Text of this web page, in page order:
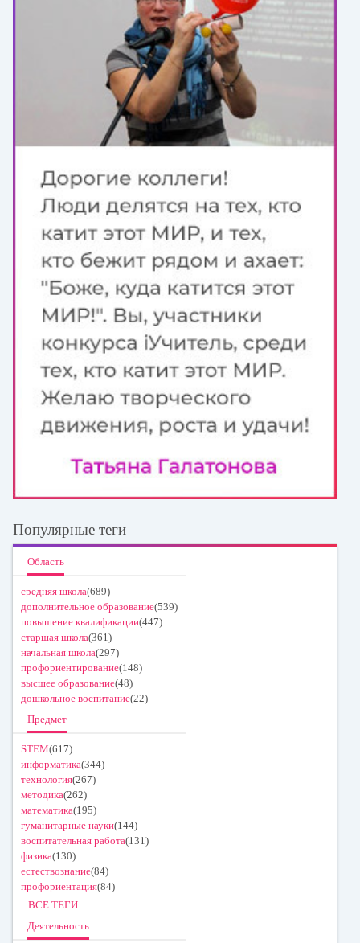
Популярные теги
Область
средняя школа(689)
дополнительное образование(539)
повышение квалификации(447)
старшая школа(361)
начальная школа(297)
профориентирование(148)
высшее образование(48)
дошкольное воспитание(22)
Предмет
STEM(617)
информатика(344)
технология(267)
методика(262)
математика(195)
гуманитарные науки(144)
воспитательная работа(131)
физика(130)
естествознание(84)
профориентация(84)
ВСЕ ТЕГИ
Деятельность